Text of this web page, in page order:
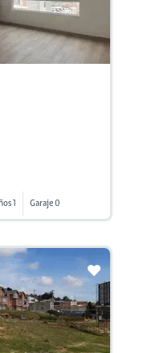
1 Garaje 0